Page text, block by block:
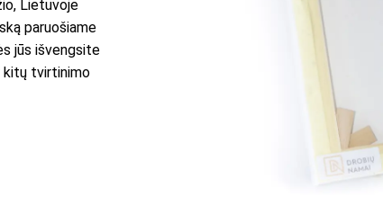
Lietuvoje
paruošiame
jūs išvengsite
kitų tvirtinimo